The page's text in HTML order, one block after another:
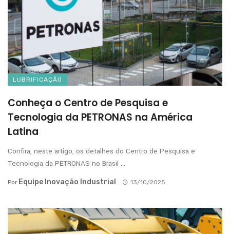
LUBRIFICAÇÃO
Conheça o Centro de Pesquisa e
Tecnologia da PETRONAS na América
Latina
Confira, neste artigo, os detalhes do Centro de Pesquisa e
Tecnologia da PETRONAS no Brasil ...
Por Equipe Inovação Industrial 13/10/2025